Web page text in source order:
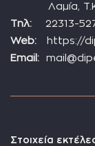
Λαμία, Τ.Κ.
Τηλ: 22313-
Web: https://
Email:
Στοιχεία